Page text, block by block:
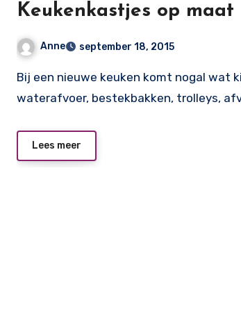
Keukenkastjes op maat
Anne september 18, 2015
Bij een nieuwe keuken komt nogal wat kijken. Keukenkastjes, inbouwapparatuur, stopcontacten,
waterafvoer, bestekbakken, trolleys,
Lees meer